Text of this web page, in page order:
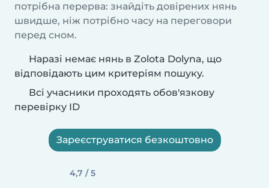
потрібна перерва: знайдіть довірених нянь
швидше, ніж потрібно часу на переговори
перед сном.
Наразі немає нянь в Zolota Dolyna, що
відповідають цим критеріям пошуку.
Всі учасники проходять обов'язкову
перевірку ID
Зареєструватися безкоштовно
4,7 / 5